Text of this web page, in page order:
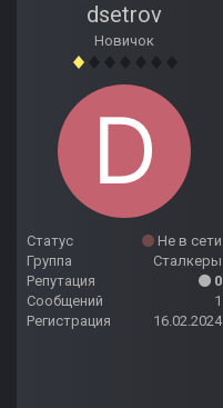
dsetrov
Новичок
Статус
Не в сети
Группа
Сталкеры
Репутация
0
Сообщений
1
Регистрация
16.02.2024